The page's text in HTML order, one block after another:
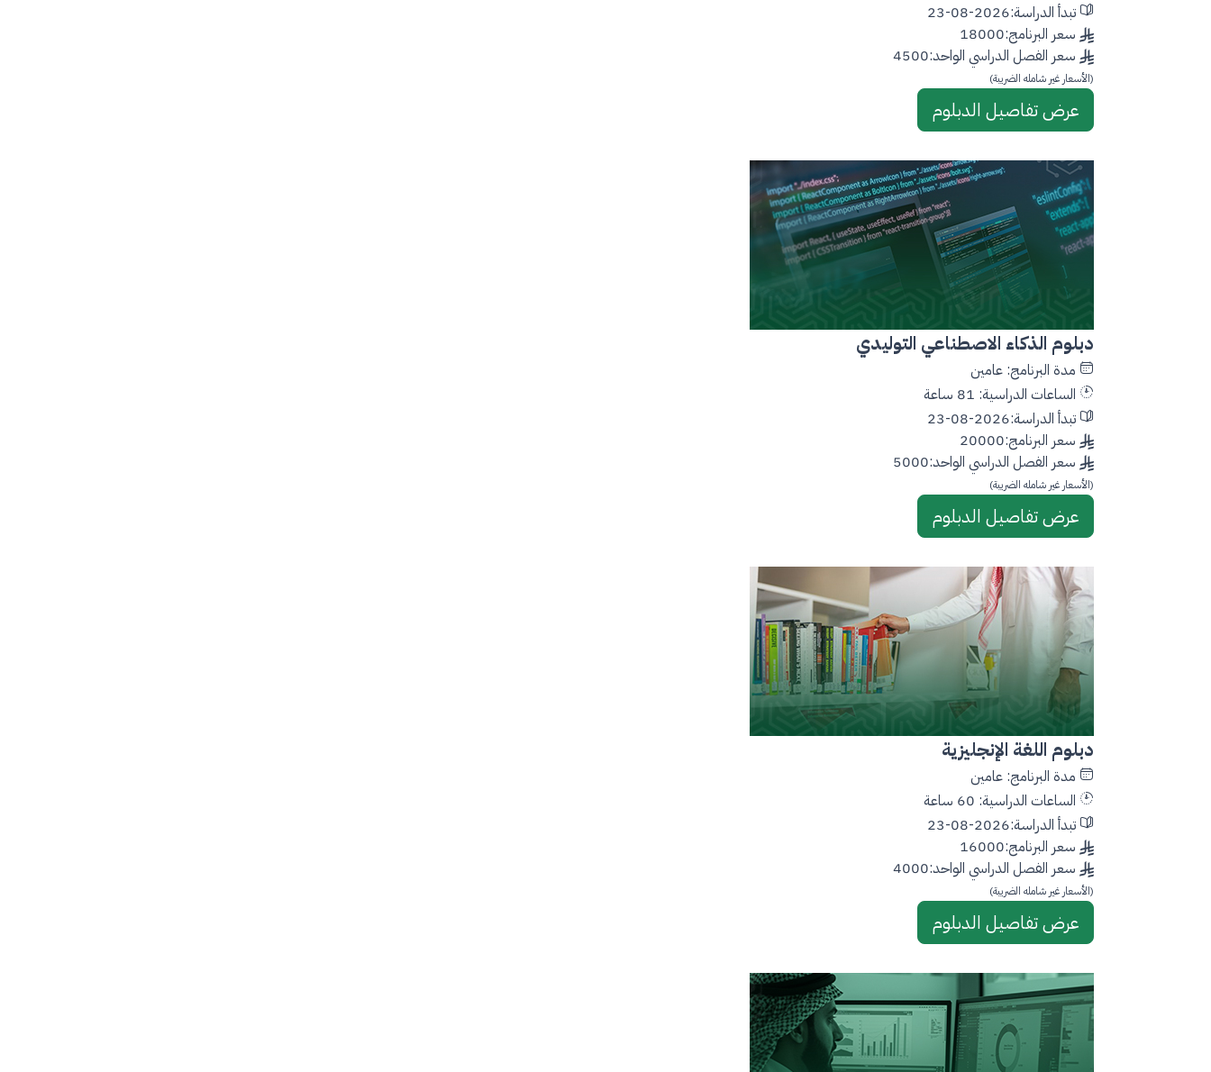
تبدأ الدراسة:2026-08-23
سعر البرنامج:18000
سعر الفصل الدراسي الواحد:4500
(الأسعار غير شامله الضريبة)
عرض تفاصيل الدبلوم
دبلوم الذكاء الاصطناعي التوليدي
مدة البرنامج: عامين
الساعات الدراسية: 81 ساعة
تبدأ الدراسة:2026-08-23
سعر البرنامج:20000
سعر الفصل الدراسي الواحد:5000
(الأسعار غير شامله الضريبة)
عرض تفاصيل الدبلوم
دبلوم اللغة الإنجليزية
مدة البرنامج: عامين
الساعات الدراسية: 60 ساعة
تبدأ الدراسة:2026-08-23
سعر البرنامج:16000
سعر الفصل الدراسي الواحد:4000
(الأسعار غير شامله الضريبة)
عرض تفاصيل الدبلوم